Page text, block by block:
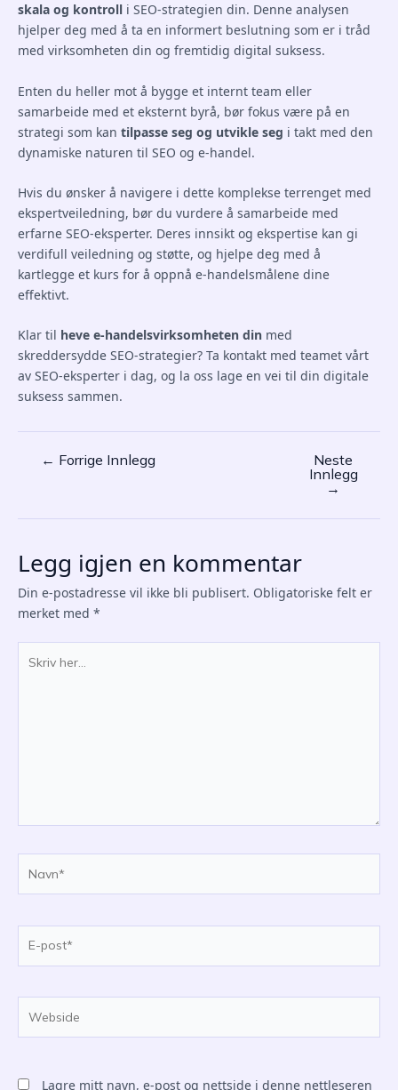
skala og kontroll i SEO-strategien din. Denne analysen
hjelper deg med å ta en informert beslutning som er i tråd
med virksomheten din og fremtidig digital suksess.
Enten du heller mot å bygge et internt team eller
samarbeide med et eksternt byrå, bør fokus være på en
strategi som kan tilpasse seg og utvikle seg i takt med den
dynamiske naturen til SEO og e-handel.
Hvis du ønsker å navigere i dette komplekse terrenget med
ekspertveiledning, bør du vurdere å samarbeide med
erfarne SEO-eksperter. Deres innsikt og ekspertise kan gi
verdifull veiledning og støtte, og hjelpe deg med å
kartlegge et kurs for å oppnå e-handelsmålene dine
effektivt.
Klar til heve e-handelsvirksomheten din med
skreddersydde SEO-strategier? Ta kontakt med teamet vårt
av SEO-eksperter i dag, og la oss lage en vei til din digitale
suksess sammen.
← Forrige Innlegg
Neste
Innlegg
→
Legg igjen en kommentar
Din e-postadresse vil ikke bli publisert. Obligatoriske felt er
merket med *
her...
post*
Lagre mitt navn, e-post og nettside i denne nettleseren